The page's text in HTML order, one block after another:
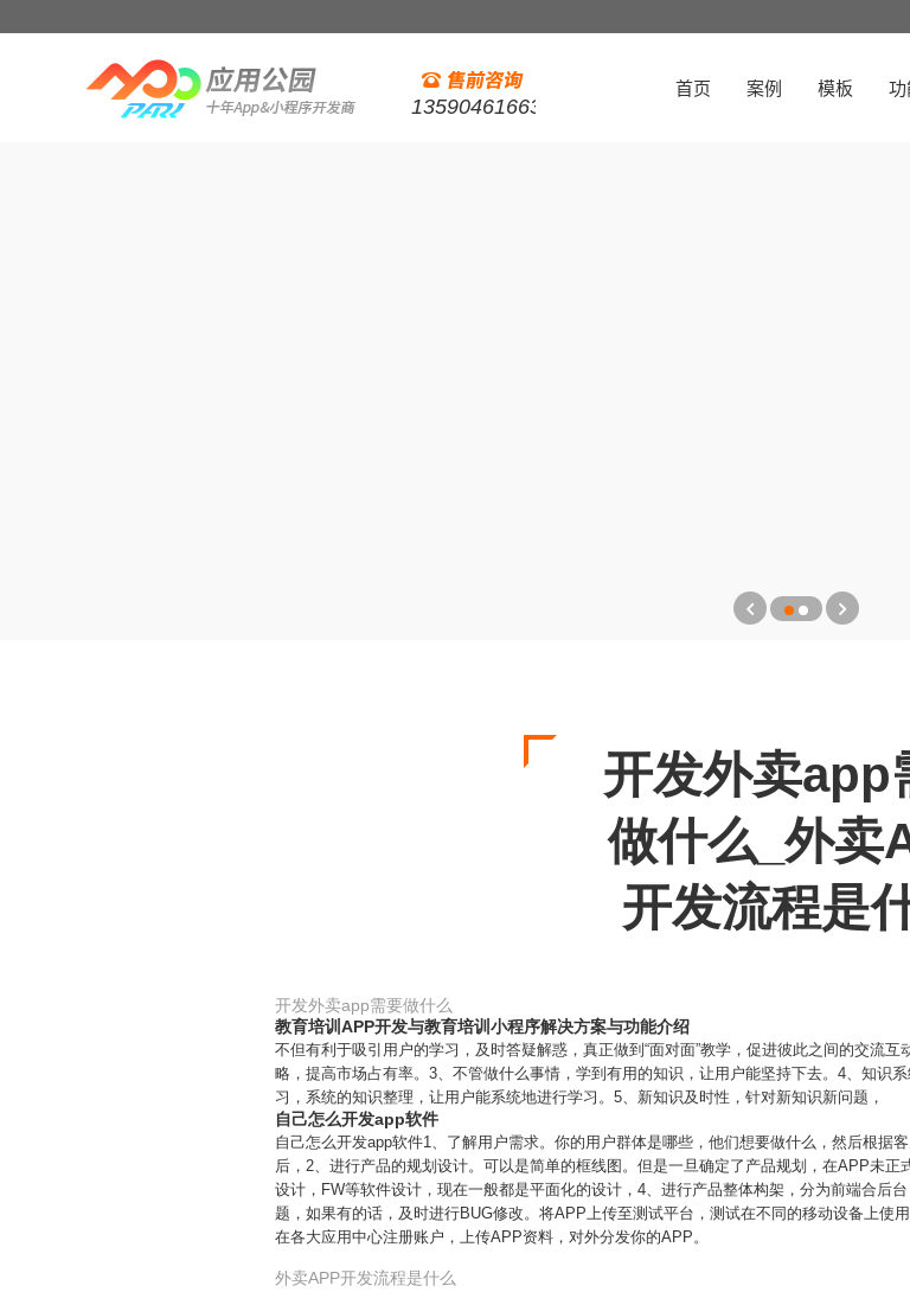
13590461663
首页 案例 模板
开发外卖app
做什么_外卖
开发流程是
开发外卖app需要做什么
教育培训APP开发与教育培训小程序解决方案与功能介绍
不但有利于吸引用户的学习，及时答疑解惑，真正做到“面对面”教学，促进彼此之间的交流
略，提高市场占有率。3、不管做什么事情，学到有用的知识，让用户能坚持下去。4、知识
习，系统的知识整理，让用户能系统地进行学习。5、新知识及时性，针对新知识新问题，
自己怎么开发app软件
自己怎么开发app软件1、了解用户需求。你的用户群体是哪些，他们想要做什么，然后根据
后，2、进行产品的规划设计。可以是简单的框线图。但是一旦确定了产品规划，在APP未
设计，FW等软件设计，现在一般都是平面化的设计，4、进行产品整体构架，分为前端合后
题，如果有的话，及时进行BUG修改。将APP上传至测试平台，测试在不同的移动设备上使
在各大应用中心注册账户，上传APP资料，对外分发你的APP。
外卖APP开发流程是什么